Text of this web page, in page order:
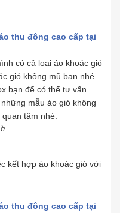
thu đông cao cấp tại
có cả loại áo khoác gió
gió không mũ bạn nhé.
bạn để có thể tư vấn
mẫu áo gió không
tâm nhé.
kết hợp áo khoác gió với
thu đông cao cấp tại